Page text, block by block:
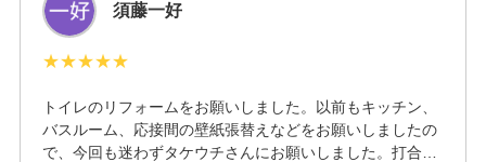
須藤一好
★★★★★
トイレのリフォームをお願いしました。以前もキッチン、
バスルーム、応接間の壁紙張替えなどをお願いしましたの
で、今回も迷わずタケウチさんにお願いしました。打合せ